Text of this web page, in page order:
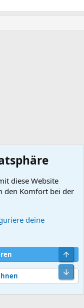
Ltd.
diese Website
den Komfort bei der
deine